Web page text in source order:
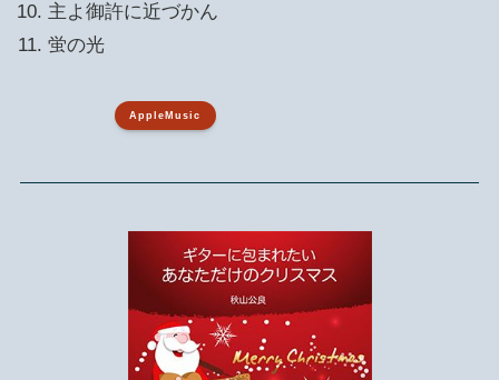
主よ御許に近づかん
蛍の光
AppleMusic